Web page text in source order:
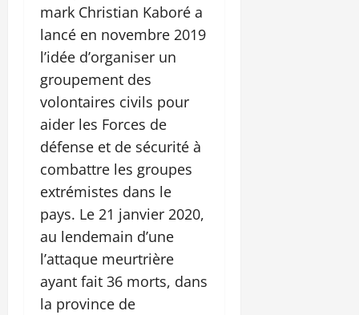
mark Christian Kaboré a
lancé en novembre 2019
l’idée d’organiser un
groupement des
volontaires civils pour
aider les Forces de
défense et de sécurité à
combattre les groupes
extrémistes dans le
pays. Le 21 janvier 2020,
au lendemain d’une
l’attaque meurtrière
ayant fait 36 morts, dans
la province de